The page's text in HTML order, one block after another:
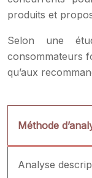
produits et
Selon une
consommateurs
qu’aux
Méthode
Analyse